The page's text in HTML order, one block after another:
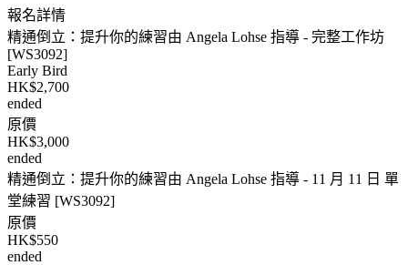
報名詳情
精通倒立：提升你的練習由 Angela Lohse 指導 - 完整工作坊
[WS3092]
Early Bird
HK$2,700
ended
原價
HK$3,000
ended
精通倒立：提升你的練習由 Angela Lohse 指導 - 11 月 11 日 單
堂練習 [WS3092]
原價
HK$550
ended